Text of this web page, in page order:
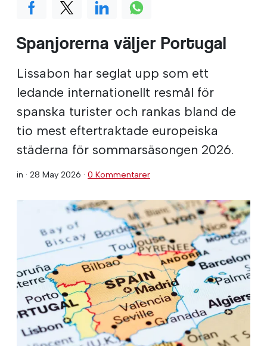
Spanjorerna väljer Portugal
Lissabon har seglat upp som ett
ledande internationellt resmål för
spanska turister och rankas bland de
tio mest eftertraktade europeiska
städerna för sommarsäsongen 2026.
in · 28 May 2026 · 0 Kommentarer